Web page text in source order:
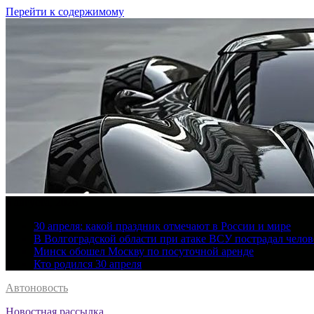
Перейти к содержимому
30 апреля: какой праздник отмечают в России и мире
В Волгоградской области при атаке ВСУ пострадал
Минск обошел Москву по посуточной аренде
Кто родился 30 апреля
Автоновость
Новостная рассылка